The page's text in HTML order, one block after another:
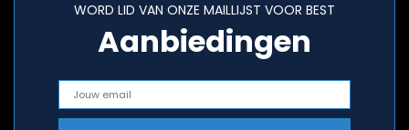
WORD LID VAN ONZE MAILLIJST VOOR BEST
Aanbiedingen